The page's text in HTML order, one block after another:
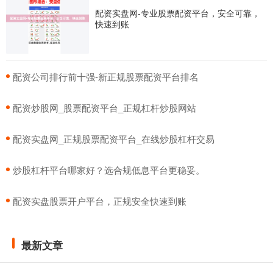
配资实盘网-专业股票配资平台，安全可靠，
快速到账
​配资公司排行前十强-新正规股票配资平台排名
​配资炒股网_股票配资平台_正规杠杆炒股网站
​配资实盘网_正规股票配资平台_在线炒股杠杆交易
​炒股杠杆平台哪家好？选合规低息平台更稳妥。
​配资实盘股票开户平台，正规安全快速到账
最新文章